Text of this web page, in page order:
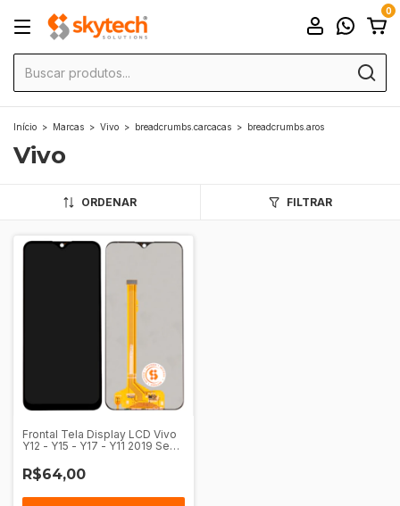
0
Início > Marcas > Vivo > breadcrumbs.carcacas > breadcrumbs.aros
Vivo
ORDENAR FILTRAR
Frontal Tela Display LCD Vivo
Y12 - Y15 - Y17 - Y11 2019 Sem
R$64,00